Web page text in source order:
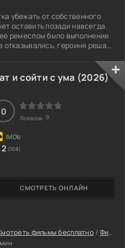
убежать от собственного
оставить позади навсегда.
ремеслом было выполнение
отказывались, героиня решает
спокойствием и
важный момент: ей
с его родственниками.
и сойти с ума (2026)
фильмы бесплатно / Фильмы 2026
СМОТРЕТЬ ОНЛАЙН
0
Голосов: 0
(108)